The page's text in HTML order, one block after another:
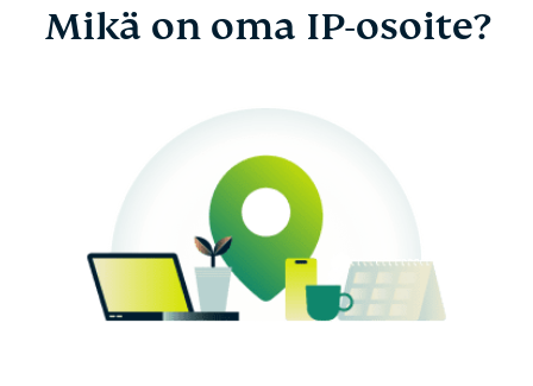
Mikä on oma IP-osoite?
Meidän omien IP-osoitteiden sijainnit
Hanki oma IP kolmessa helpossa vaiheessa
Oma IP UKK
Mikä on oma IP-osoite?